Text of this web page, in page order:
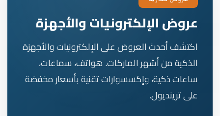
عروض الإلكترونيات والأجهزة
اكتشف أحدث العروض على الإلكترونيات والأجهزة
الذكية من أشهر الماركات. هواتف، سماعات،
ساعات ذكية، وإكسسوارات تقنية بأسعار مخفضة
على ترينديول.